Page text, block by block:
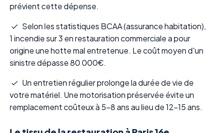
prévient cette dépense.
Selon les statistiques BCAA (assurance habitation),
1 incendie sur 3 en restauration commerciale a pour
origine une hotte mal entretenue. Le coût moyen d'un
sinistre dépasse 80 000€.
Un entretien régulier prolonge la durée de vie de
votre matériel. Une motorisation préservée évite un
remplacement coûteux à 5-8 ans au lieu de 12-15 ans.